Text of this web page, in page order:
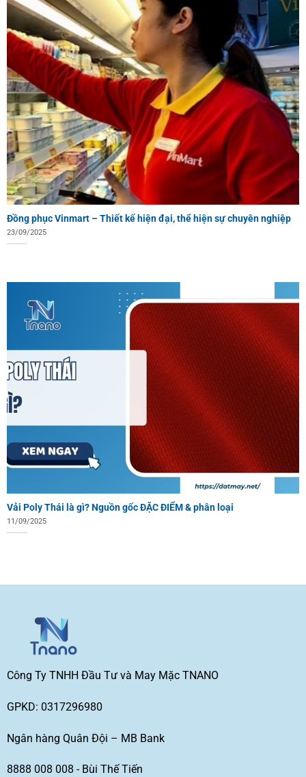
Đồng phục Vinmart – Thiết kế hiện đại, thể hiện sự chuyên nghiệp
23/09/2025
Vải Poly Thái là gì? Nguồn gốc ĐẶC ĐIỂM & phân loại
11/09/2025
Công Ty TNHH Đầu Tư và May Mặc TNANO
GPKD: 0317296980
Ngân hàng Quân Đội – MB Bank
8888 008 008 - Bùi Thế Tiến